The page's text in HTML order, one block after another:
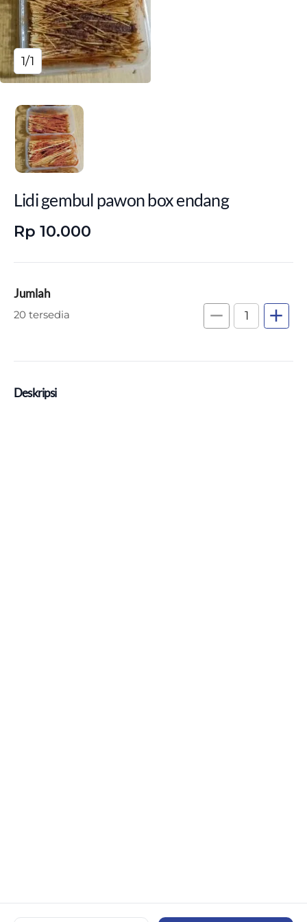
1/1
Lidi gembul pawon box endang
Rp 10.000
Jumlah
remove add
20 tersedia
Deskripsi